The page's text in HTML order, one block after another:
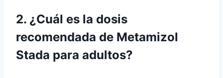
2. ¿Cuál es la dosis
recomendada de Metamizol
Stada para adultos?